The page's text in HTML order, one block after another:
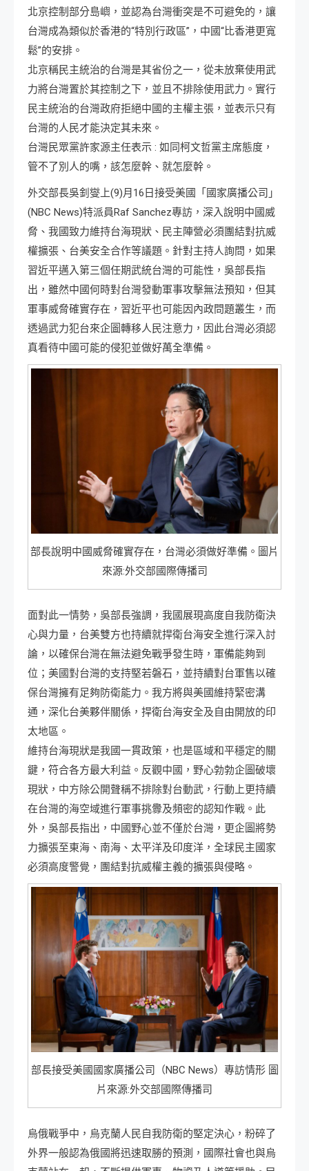
北京控制部分島嶼，並認為台灣衝突是不可避免的，讓
台灣成為類似於香港的“特別行政區”，中國“比香港更寬
鬆”的安排。
北京稱民主統治的台灣是其省份之一，從未放棄使用武
力將台灣置於其控制之下，並且不排除使用武力。實行
民主統治的台灣政府拒絕中國的主權主張，並表示只有
台灣的人民才能決定其未來。
台灣民眾黨許家源主任表示 : 如同柯文哲黨主席態度，
管不了別人的嘴，該怎麼幹、就怎麼幹。
外交部長吳釗燮上(9)月16日接受美國「國家廣播公司」
(NBC News)特派員Raf Sanchez專訪，深入說明中國威
脅、我國致力維持台海現狀、民主陣營必須團結對抗威
權擴張、台美安全合作等議題。針對主持人詢問，如果
習近平邁入第三個任期武統台灣的可能性，吳部長指
出，雖然中國何時對台灣發動軍事攻擊無法預知，但其
軍事威脅確實存在，習近平也可能因內政問題叢生，而
透過武力犯台來企圖轉移人民注意力，因此台灣必須認
真看待中國可能的侵犯並做好萬全準備。
部長說明中國威脅確實存在，台灣必須做好準備。圖片
來源:外交部國際傳播司
面對此一情勢，吳部長強調，我國展現高度自我防衛決
心與力量，台美雙方也持續就捍衛台海安全進行深入討
論，以確保台灣在無法避免戰爭發生時，軍備能夠到
位；美國對台灣的支持堅若磐石，並持續對台軍售以確
保台灣擁有足夠防衛能力。我方將與美國維持緊密溝
通，深化台美夥伴關係，捍衛台海安全及自由開放的印
太地區。
維持台海現狀是我國一貫政策，也是區域和平穩定的關
鍵，符合各方最大利益。反觀中國，野心勃勃企圖破壞
現狀，中方除公開聲稱不排除對台動武，行動上更持續
在台灣的海空域進行軍事挑釁及頻密的認知作戰。此
外，吳部長指出，中國野心並不僅於台灣，更企圖將勢
力擴張至東海、南海、太平洋及印度洋，全球民主國家
必須高度警覺，團結對抗威權主義的擴張與侵略。
部長接受美國國家廣播公司（NBC News）專訪情形 圖
片來源:外交部國際傳播司
烏俄戰爭中，烏克蘭人民自我防衛的堅定決心，粉碎了
外界一般認為俄國將迅速取勝的預測，國際社會也與烏